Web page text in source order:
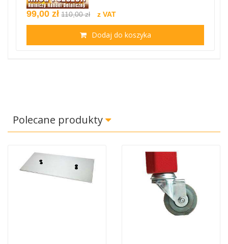
99,00 zł 110,00 zł z VAT
Dodaj do koszyka
Polecane produkty